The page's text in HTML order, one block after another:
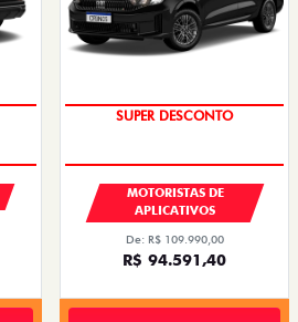
SUPER DESCONTO
MOTORISTAS DE
APLICATIVOS
De: R$ 109.990,00
R$ 94.591,40